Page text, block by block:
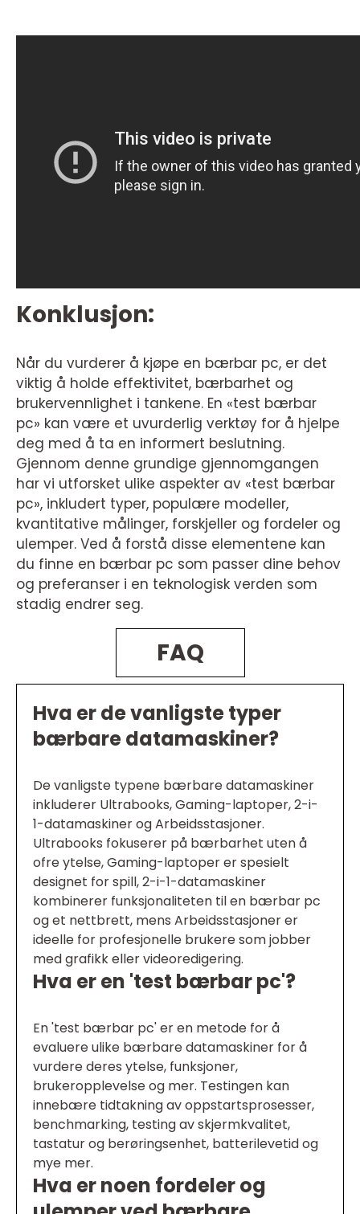
Konklusjon:
Når du vurderer å kjøpe en bærbar pc, er det
viktig å holde effektivitet, bærbarhet og
brukervennlighet i tankene. En «test bærbar
pc» kan være et uvurderlig verktøy for å hjelpe
deg med å ta en informert beslutning.
Gjennom denne grundige gjennomgangen
har vi utforsket ulike aspekter av «test bærbar
pc», inkludert typer, populære modeller,
kvantitative målinger, forskjeller og fordeler og
ulemper. Ved å forstå disse elementene kan
du finne en bærbar pc som passer dine behov
og preferanser i en teknologisk verden som
stadig endrer seg.
FAQ
Hva er de vanligste typer
bærbare datamaskiner?
De vanligste typene bærbare datamaskiner
inkluderer Ultrabooks, Gaming-laptoper, 2-i-
1-datamaskiner og Arbeidsstasjoner.
Ultrabooks fokuserer på bærbarhet uten å
ofre ytelse, Gaming-laptoper er spesielt
designet for spill, 2-i-1-datamaskiner
kombinerer funksjonaliteten til en bærbar pc
og et nettbrett, mens Arbeidsstasjoner er
ideelle for profesjonelle brukere som jobber
med grafikk eller videoredigering.
Hva er en 'test bærbar pc'?
En 'test bærbar pc' er en metode for å
evaluere ulike bærbare datamaskiner for å
vurdere deres ytelse, funksjoner,
brukeropplevelse og mer. Testingen kan
innebære tidtakning av oppstartsprosesser,
benchmarking, testing av skjermkvalitet,
tastatur og berøringsenhet, batterilevetid og
mye mer.
Hva er noen fordeler og